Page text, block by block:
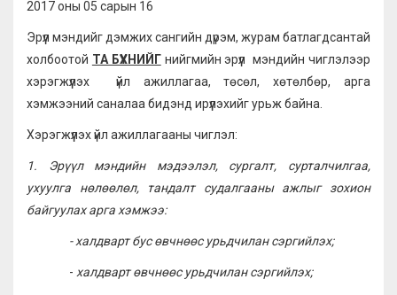
2017 оны 05 сарын 16
Эрүүл мэндийг дэмжих сангийн дүрэм, журам батлагдсантай
холбоотой ТА БҮХНИЙГнийгмийн эрүүл мэндийн чиглэлээр
хэрэгжүүлэх үйл ажиллагаа, төсөл, хөтөлбөр, арга
хэмжээний саналаа бидэнд ирүүлэхийг урьж байна.
Хэрэгжүүлэх үйл ажиллагааны чиглэл:
1. Эрүүл мэндийн мэдээлэл, сургалт, сурталчилгаа,
ухуулга нөлөөлөл, тандалт судалгааны ажлыг зохион
байгуулах арга хэмжээ:
-халдварт бус өвчнөөс урьдчилан сэргийлэх;
- халдварт өвчнөөс урьдчилан сэргийлэх;